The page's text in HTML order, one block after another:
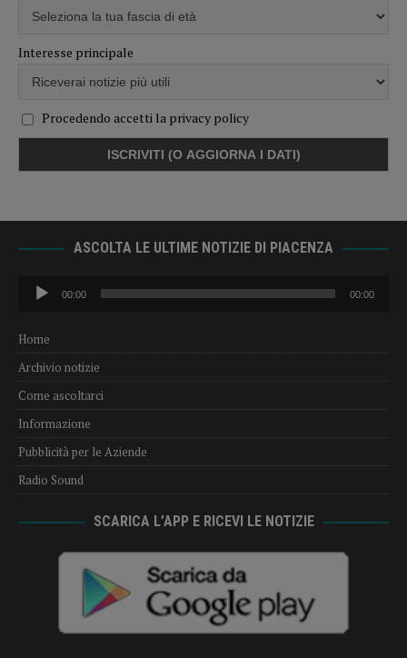
Interesse principale
Procedendo accetti la privacy policy
ASCOLTA LE ULTIME NOTIZIE DI PIACENZA
Audio
Player
00:00 00:00
Home
Archivio notizie
Come ascoltarci
Informazione
Pubblicità per le Aziende
Radio Sound
SCARICA L’APP E RICEVI LE NOTIZIE